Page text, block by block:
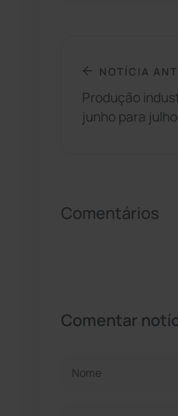
NOTÍCIA
Produção
junho para julho
Comentários
Comentar